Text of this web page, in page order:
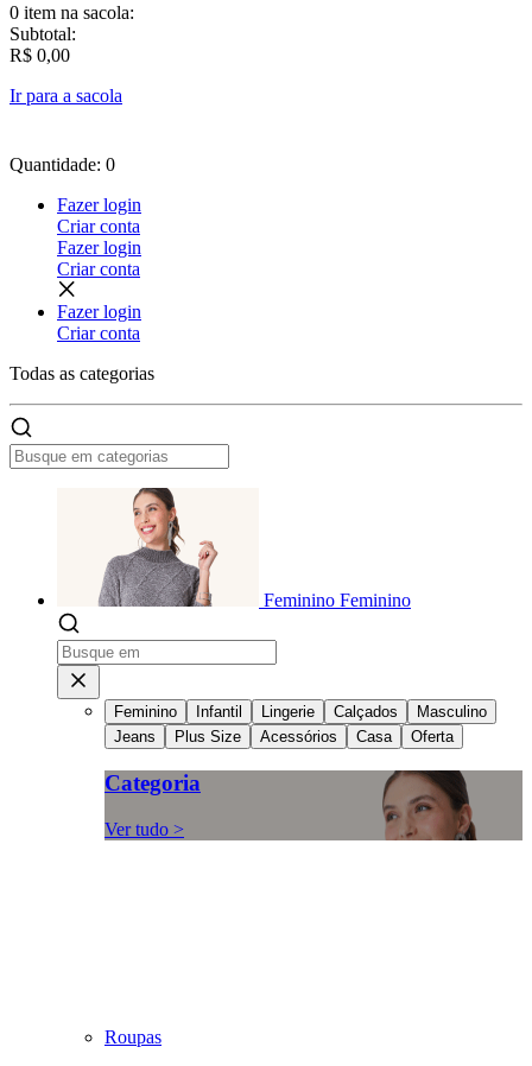
0 item na sacola:
Subtotal:
R$ 0,00
Ir para a sacola
Quantidade: 0
Fazer login
Criar conta
Fazer login
Criar conta
Fazer login
Criar conta
Todas as categorias
Feminino Feminino
Feminino Infantil Lingerie Calçados
Masculino
Jeans
Plus Size Acessórios Casa Oferta
Categoria
Ver tudo >
Roupas